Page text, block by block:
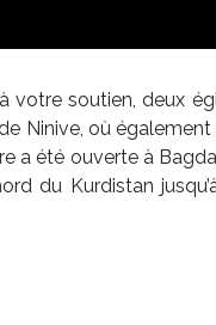
votre soutien, deux
Ninive, où
a été ouverte à
du Kurdistan